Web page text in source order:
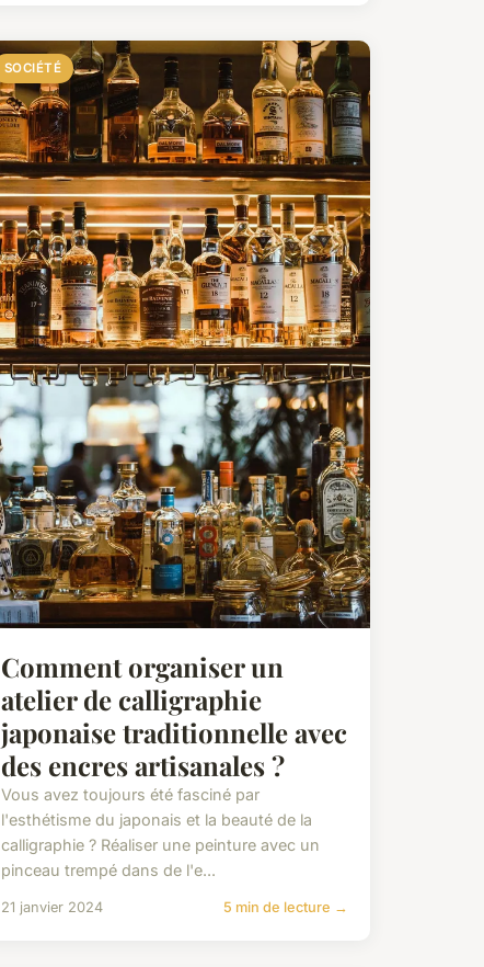
SOCIÉTÉ
Comment organiser un
atelier de calligraphie
japonaise traditionnelle avec
des encres artisanales ?
Vous avez toujours été fasciné par
l'esthétisme du japonais et la beauté de la
calligraphie ? Réaliser une peinture avec un
pinceau trempé dans de l'e...
21 janvier 2024 5 min de lecture →